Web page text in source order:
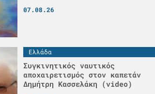
07.08.26
Ελλάδα
Συγκινητικός ναυτικός
αποχαιρετισμός στον καπετάν
Δημήτρη Κασσελάκη (video)